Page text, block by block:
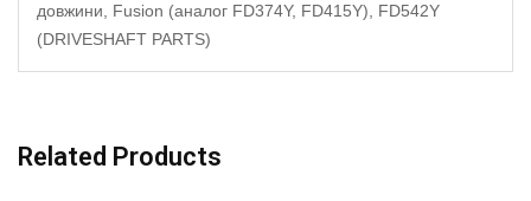
довжини, Fusion (аналог FD374Y, FD415Y), FD542Y
(DRIVESHAFT PARTS)
Related Products